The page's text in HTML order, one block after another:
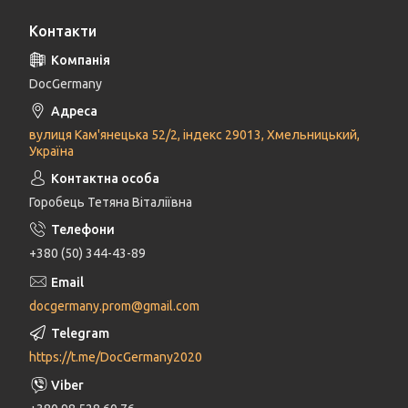
Контакти
DocGermany
вулиця Кам'янецька 52/2, індекс 29013, Хмельницький,
Україна
Горобець Тетяна Віталіївна
+380 (50) 344-43-89
docgermany.prom@gmail.com
https://t.me/DocGermany2020